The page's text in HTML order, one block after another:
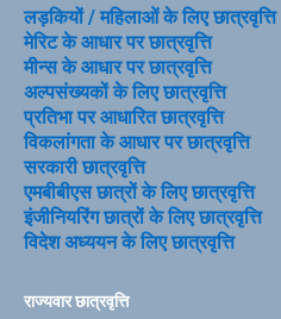
लड़कियों / महिलाओं के लिए छात्रवृत्ति
मेरिट के आधार पर छात्रवृत्ति
मीन्स के आधार पर छात्रवृत्ति
अल्पसंख्यकों के लिए छात्रवृत्ति
प्रतिभा पर आधारित छात्रवृत्ति
विकलांगता के आधार पर छात्रवृत्ति
सरकारी छात्रवृत्ति
एमबीबीएस छात्रों के लिए छात्रवृत्ति
इंजीनियरिंग छात्रों के लिए छात्रवृत्ति
विदेश अध्ययन के लिए छात्रवृत्ति
राज्यवार छात्रवृत्ति